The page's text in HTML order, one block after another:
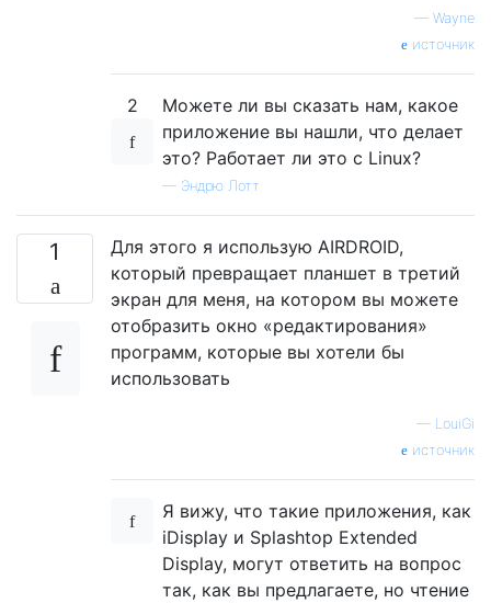
— Wayne
источник
2
Можете ли вы сказать нам, какое
приложение вы нашли, что делает
это? Работает ли это с Linux?
— Эндрю Лотт
1
Для этого я использую AIRDROID,
который превращает планшет в третий
экран для меня, на котором вы можете
отобразить окно «редактирования»
программ, которые вы хотели бы
использовать
— LouiGi
источник
Я вижу, что такие приложения, как
iDisplay и Splashtop Extended
Display, могут ответить на вопрос
так, как вы предлагаете, но чтение